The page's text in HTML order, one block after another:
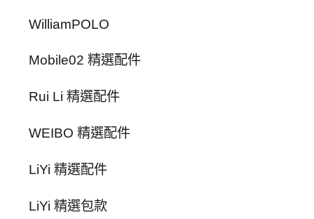
WilliamPOLO
Mobile02 精選配件
Rui Li 精選配件
WEIBO 精選配件
LiYi 精選配件
LiYi 精選包款